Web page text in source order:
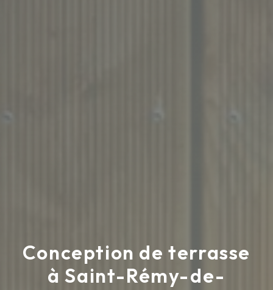
Conception de terrasse
à Saint-Rémy-de-